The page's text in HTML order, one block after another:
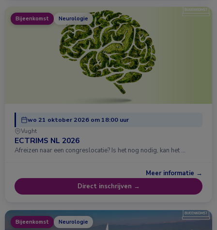
Bijeenkomst Neurologie
wo 21 oktober 2026 om 18:00 uur
Vught
ECTRIMS NL 2026
Afreizen naar een congreslocatie? Is het nog nodig, kan het …
Meer informatie →
Direct inschrijven →
Bijeenkomst Neurologie